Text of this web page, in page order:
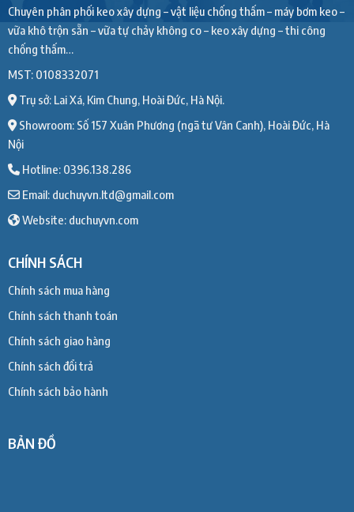
Chuyên phân phối keo xây dựng – vật liệu chống thấm – máy bơm keo –
vữa khô trộn sẵn – vữa tự chảy không co – keo xây dựng – thi công
chống thấm…
MST: 0108332071
Trụ sở: Lai Xá, Kim Chung, Hoài Đức, Hà Nội.
Showroom: Số 157 Xuân Phương (ngã tư Vân Canh), Hoài Đức, Hà
Nội
Hotline: 0396.138.286
Email: duchuyvn.ltd@gmail.com
Website: duchuyvn.com
CHÍNH SÁCH
Chính sách mua hàng
Chính sách thanh toán
Chính sách giao hàng
Chính sách đổi trả
Chính sách bảo hành
BẢN ĐỒ